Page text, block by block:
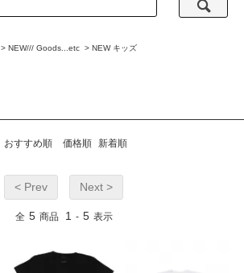
> NEW/// Goods...etc > NEW キッズ
おすすめ順 価格順 新着順
< Prev Next >
全 5 商品 1 - 5 表示